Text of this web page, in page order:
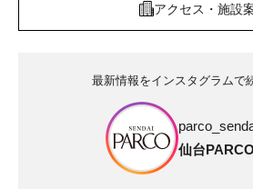
アクセス・施設
最新情報をインスタグラムで
仙台PARCO